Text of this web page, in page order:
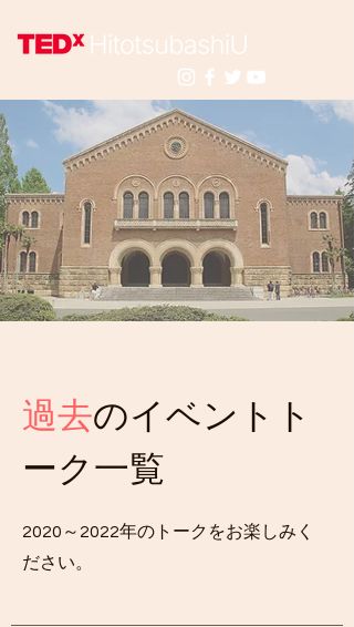
過去のイベントト
ーク一覧
2020～2022年のトークをお楽しみく
ださい。